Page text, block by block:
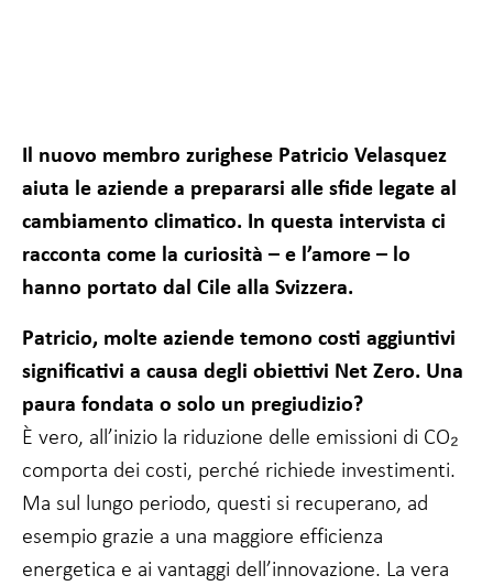
Il nuovo membro zurighese Patricio Velasquez
aiuta le aziende a prepararsi alle sfide legate al
cambiamento climatico. In questa intervista ci
racconta come la curiosità – e l’amore – lo
hanno portato dal Cile alla Svizzera.
Patricio, molte aziende temono costi aggiuntivi
significativi a causa degli obiettivi Net Zero. Una
paura fondata o solo un pregiudizio?
È vero, all’inizio la riduzione delle emissioni di CO₂
comporta dei costi, perché richiede investimenti.
Ma sul lungo periodo, questi si recuperano, ad
esempio grazie a una maggiore efficienza
energetica e ai vantaggi dell’innovazione. La vera
Richiesto
Questi cookie
non sono
facoltativi.
per il
del sito web.
Statistiche
In modo da
migliorare
la
e la
struttura
del sito